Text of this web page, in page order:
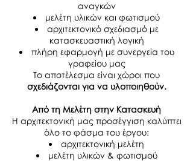
αναγκών
μελέτη υλικών και φωτισμού
αρχιτεκτονικό σχεδιασμό με
κατασκευαστική λογική
πλήρη εφαρμογή με συνεργεία του
γραφείου μας
Το αποτέλεσμα είναι χώροι που
σχεδιάζονται για να υλοποιηθούν.
​Από τη Μελέτη στην Κατασκευή
Η αρχιτεκτονική μας προσέγγιση καλύπτει
όλο το φάσμα του έργου:
αρχιτεκτονική μελέτη
μελέτη υλικών & φωτισμού